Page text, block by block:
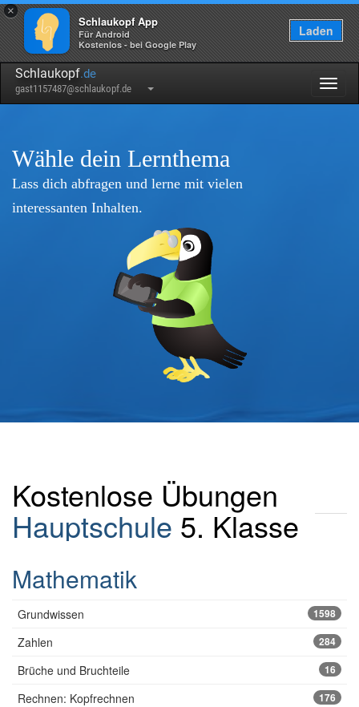
×
Schlaukopf App
Für Android
Kostenlos - bei Google Play
Laden
Schlaukopf.de
gast1157487@schlaukopf.de
Wähle dein Lernthema
Lass dich abfragen und lerne mit vielen
interessanten Inhalten.
Kostenlose Übungen
Hauptschule 5. Klasse
Mathematik
Grundwissen 1598
Zahlen 284
Brüche und Bruchteile 16
Rechnen: Kopfrechnen 176